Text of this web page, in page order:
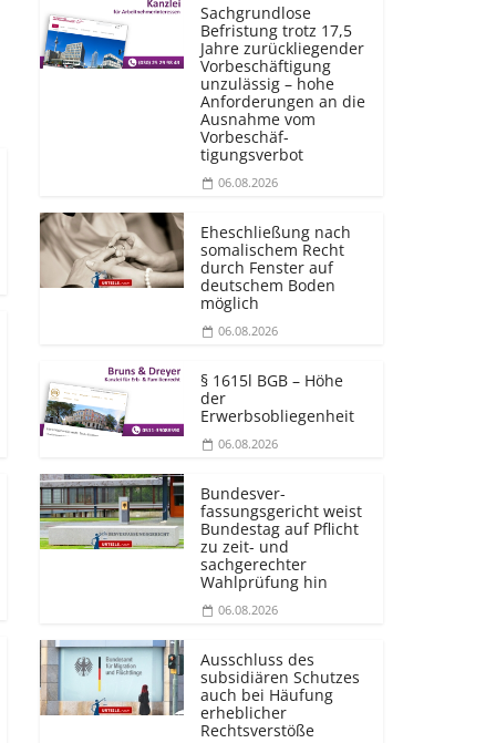
Sachgrundlose
Befristung trotz 17,5
Jahre zurückliegender
Vorbeschäftigung
unzulässig – hohe
Anforderungen an die
Ausnahme vom
Vorbeschäf­
tigungsverbot
06.08.2026
Eheschließung nach
somalischem Recht
durch Fenster auf
deutschem Boden
möglich
06.08.2026
§ 1615l BGB – Höhe
der
Erwerbsobliegenheit
06.08.2026
Bundesver­
fassungsgericht weist
Bundestag auf Pflicht
zu zeit- und
sachgerechter
Wahlprüfung hin
06.08.2026
Ausschluss des
subsidiären Schutzes
auch bei Häufung
erheblicher
Rechtsverstöße